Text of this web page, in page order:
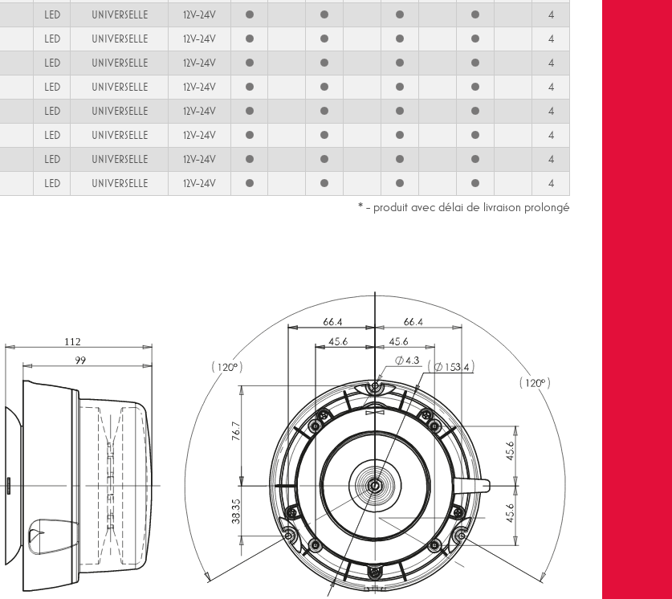
LED UNIVERSELLE 12V-24V 4
LED UNIVERSELLE 12V-24V 4
LED UNIVERSELLE 12V-24V 4
LED UNIVERSELLE 12V-24V 4
LED UNIVERSELLE 12V-24V 4
LED UNIVERSELLE 12V-24V 4
LED UNIVERSELLE 12V-24V 4
LED UNIVERSELLE 12V-24V 4
* - produit avec délai de livraison prolongé